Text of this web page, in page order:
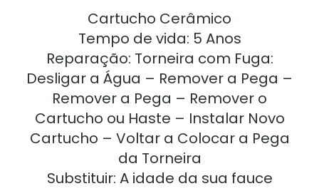
Cartucho Cerâmico
Tempo de vida: 5 Anos
Reparação: Torneira com Fuga:
Desligar a Água – Remover a Pega –
Remover a Pega – Remover o
Cartucho ou Haste – Instalar Novo
Cartucho – Voltar a Colocar a Pega
da Torneira
Substituir: A idade da sua fauce